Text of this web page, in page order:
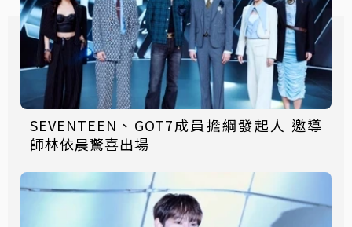
SEVENTEEN、GOT7成員擔綱發起人 邀導
師林依晨驚喜出場